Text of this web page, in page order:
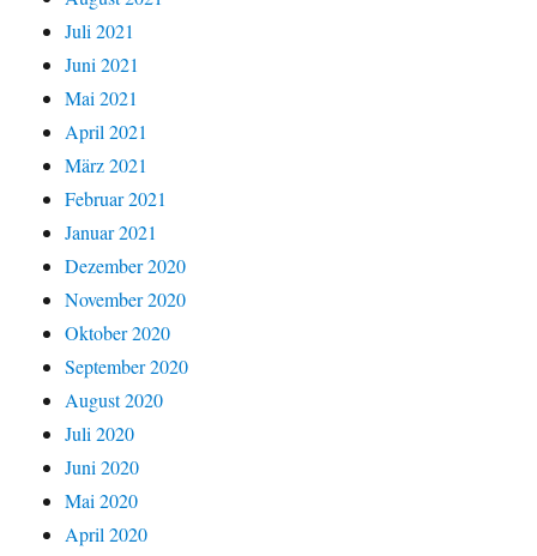
Juli 2021
Juni 2021
Mai 2021
April 2021
März 2021
Februar 2021
Januar 2021
Dezember 2020
November 2020
Oktober 2020
September 2020
August 2020
Juli 2020
Juni 2020
Mai 2020
April 2020